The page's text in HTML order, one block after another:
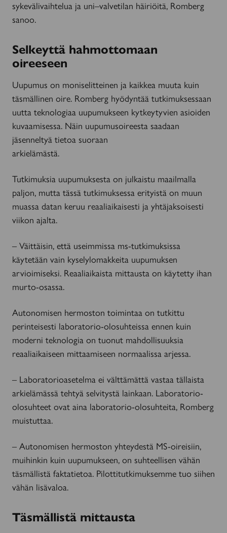
sykevälivaihtelua ja uni–valvetilan häiriöitä, Romberg
sanoo.
Selkeyttä hahmottomaan
oireeseen
Uupumus on moniselitteinen ja kaikkea muuta kuin
täsmällinen oire. Romberg hyödyntää tutkimuksessaan
uutta teknologiaa uupumukseen kytkeytyvien asioiden
kuvaamisessa. Näin uupumusoireesta saadaan
jäsenneltyä tietoa suoraan
arkielämästä.
Tutkimuksia uupumuksesta on julkaistu maailmalla
paljon, mutta tässä tutkimuksessa erityistä on muun
muassa datan keruu reaaliaikaisesti ja yhtäjaksoisesti
viikon ajalta.
– Väittäisin, että useimmissa ms-tutkimuksissa
käytetään vain kyselylomakkeita uupumuksen
arvioimiseksi. Reaaliaikaista mittausta on käytetty ihan
murto-osassa.
Autonomisen hermoston toimintaa on tutkittu
perinteisesti laboratorio-olosuhteissa ennen kuin
moderni teknologia on tuonut mahdollisuuksia
reaaliaikaiseen mittaamiseen normaalissa arjessa.
– Laboratorioasetelma ei välttämättä vastaa tällaista
arkielämässä tehtyä selvitystä lainkaan. Laboratorio-
olosuhteet ovat aina laboratorio-olosuhteita, Romberg
muistuttaa.
– Autonomisen hermoston yhteydestä MS-oireisiin,
muihinkin kuin uupumukseen, on suhteellisen vähän
täsmällistä faktatietoa. Pilottitutkimuksemme tuo siihen
vähän lisävaloa.
Täsmällistä mittausta